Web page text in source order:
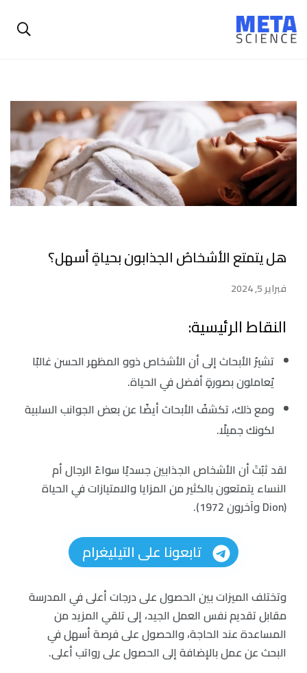
هل يتمتع الأشخاصُ الجذابون بحياةٍ أسهل؟
فبراير 5, 2024
النقاط الرئيسية:
تشيرُ الأبحاث إلى أن الأشخاص ذوو المظهر الحسن غالبًا
يُعاملون بصورةٍ أفضل في الحياة.
ومع ذلك، تكشفُ الأبحاث أيضًا عن بعض الجوانب السلبية
لكونك جميلًا.
لقد ثبُتَ أن الأشخاص الجذابين جسديًا سواءً الرجال أم
النساء يتمتعون بالكثير من المزايا والامتيازات في الحياة
(Dion وآخرون 1972).
تابعونا على التيليغرام
وتختلف الميزات بين الحصول على درجات أعلى في المدرسة
مقابل تقديم نفس العمل الجيد، إلى تلقي المزيد من
المساعدة عند الحاجة، والحصول على فرصة أسهل في
البحث عن عمل بالإضافة إلى الحصول على رواتب أعلى.